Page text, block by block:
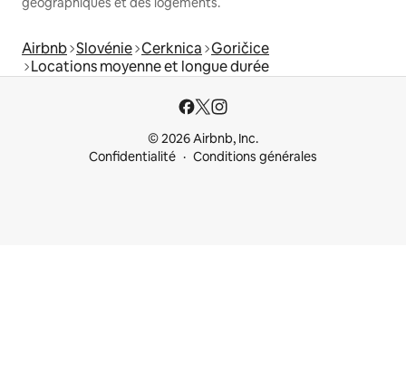
Airbnb Slovénie Cerknica Goričice
Locations moyenne et longue durée
© 2026 Airbnb, Inc.
Confidentialité
Conditions générales